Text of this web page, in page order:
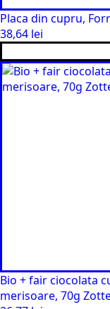
Placa din cupru,
38,64 lei
Bio + fair ciocolata
merisoare, 70g